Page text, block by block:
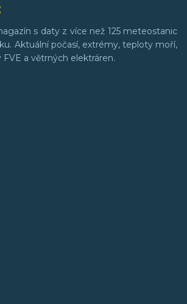
s daty z více než 125 meteostanic
Aktuální počasí, extrémy, teploty moří,
a větrných elektráren.